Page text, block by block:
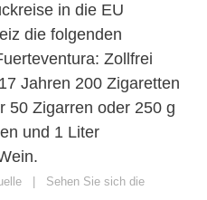
in die EU
die folgenden
Zollfrei
Jahren 200 Zigaretten
50 Zigarren oder 250 g
und 1 Liter
Sehen Sie sich die